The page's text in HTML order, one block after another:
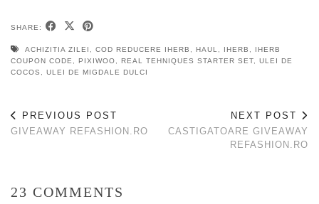
SHARE:
ACHIZITIA ZILEI COD REDUCERE IHERB HAUL IHERB
IHERB
COUPON CODE
PIXIWOO REAL TEHNIQUES STARTER SET
ULEI DE
COCOS
ULEI DE MIGDALE DULCI
PREVIOUS POST
GIVEAWAY REFASHION.RO
NEXT POST
CASTIGATOARE GIVEAWAY
REFASHION.RO
23 COMMENTS